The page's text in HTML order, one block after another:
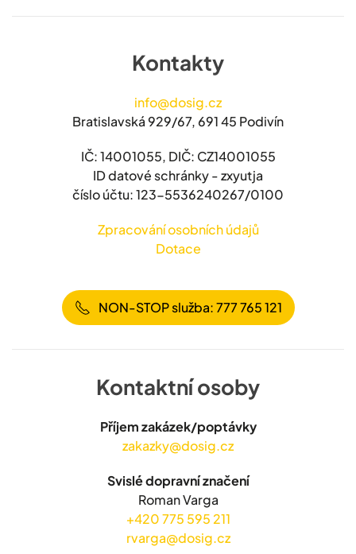
Kontakty
info@dosig.cz
Bratislavská 929/67, 691 45 Podivín
IČ: 14001055, DIČ: CZ14001055
ID datové schránky - zxyutja
číslo účtu: 123-5536240267/0100
Zpracování osobních údajů
Dotace
NON-STOP služba: 777 765 121
Kontaktní osoby
Příjem zakázek/poptávky
zakazky@dosig.cz
Svislé dopravní značení
Roman Varga
+420 775 595 211
rvarga@dosig.cz